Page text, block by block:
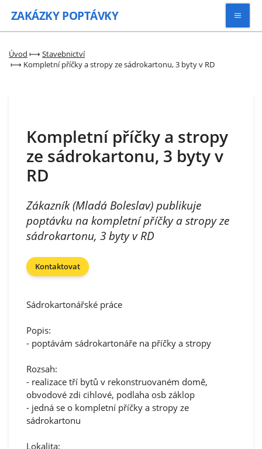
ZAKÁZKY POPTÁVKY
Zaregistrovat se
Úvod ⟼ Stavebnictví
⟼ Kompletní příčky a stropy ze sádrokartonu, 3 byty v RD
Kompletní příčky a stropy
ze sádrokartonu, 3 byty v
RD
Zákazník (Mladá Boleslav) publikuje
poptávku na kompletní příčky a stropy ze
sádrokartonu, 3 byty v RD
Kontaktovat
Sádrokartonářské práce
Popis:
- poptávám sádrokartonáře na příčky a stropy
Rozsah:
- realizace tří bytů v rekonstruovaném domě,
obvodové zdi cihlové, podlaha osb záklop
- jedná se o kompletní příčky a stropy ze
sádrokartonu
Lokalita: